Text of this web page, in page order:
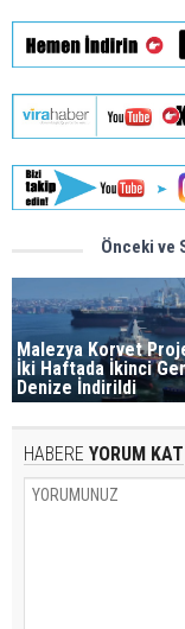
Önceki ve
Malezya Korvet
İki Haftada İkinci
Denize İndirildi
HABERE YORUM KAT